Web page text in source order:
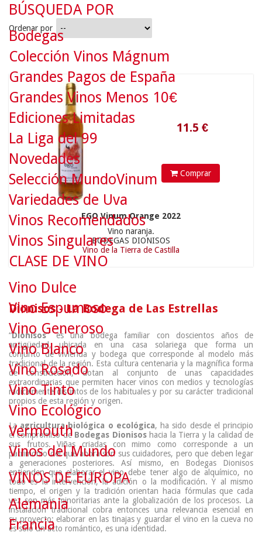
Ordenar por
11.5
Comprar
EGO Vinum Orange 2022
Vino naranja.
BODEGAS DIONISOS
Vino de la Tierra de Castilla
Dionisos - La Bodega de Las Estrellas
“Dionisos” es una bodega familiar con doscientos años de
antigüedad, ubicada en una casa solariega que forma un
conjunto de vivienda y bodega que corresponde al modelo más
tradicional de la región. Esta cultura centenaria y la magnífica forma
de construcción, dotan al conjunto de unas capacidades
extraordinarias que permiten hacer vinos con medios y tecnologías
radicalmente distintos de los habituales y por su carácter tradicional
propios de esta región y origen.
La agricultura biológica o ecológica, ha sido desde el principio
el compromiso de Bodegas Dionisoshacia la Tierra y la calidad de
sus frutos. Viñas criadas con mimo como corresponde a un
patrimonio del que ahora son sus cuidadores, pero que deben legar
a generaciones posteriores. Así mismo, en Bodegas Dionisos
entienden que elaborar el vino debe tener algo de alquímico, no
todo es la intervención, la adición o la modificación. Y al mismo
tiempo, el origen y la tradición orientan hacia fórmulas que cada
vez son más minoritarias ante la globalización de los procesos. La
instalación tradicional cobra entonces una relevancia esencial en
su proyecto: elaborar en las tinajas y guardar el vino en la cueva no
es sólo un acto romántico, es una identidad.
BÚSQUEDA POR
Bodegas
Colección Vinos Mágnum
Grandes Pagos de España
Grandes Vinos Menos 10€
Ediciones Limitadas
La Liga del 99
Novedades
Selección MundoVinum
Variedades de Uva
Vinos Recomendados
Vinos Singulares
CLASE DE VINO
Vino Dulce
Vino Espumoso
Vino Generoso
Vino Blanco
Vino Rosado
Vino Tinto
Vino Ecológico
Vermouth
Vinos del Mundo
VINOS DE EUROPA
Alemania
Francia